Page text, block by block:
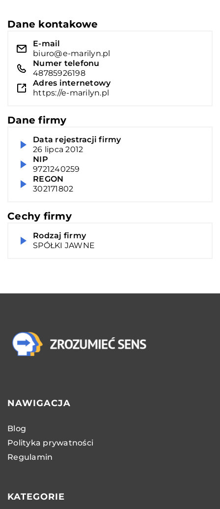
Dane kontakowe
E-mail
biuro@e-marilyn.pl
Numer telefonu
48785926198
Adres internetowy
https://e-marilyn.pl
Dane firmy
Data rejestracji firmy
26 lipca 2012
NIP
9721240259
REGON
302171802
Cechy firmy
Rodzaj firmy
SPÓŁKI JAWNE
NAWIGACJA
Blog
Polityka prywatności
Regulamin
KATEGORIE